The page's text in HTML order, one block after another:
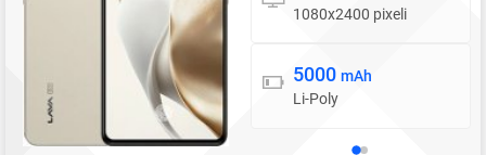
1080x2400 pixeli
Baterie
5000 mAh
Li-Poly